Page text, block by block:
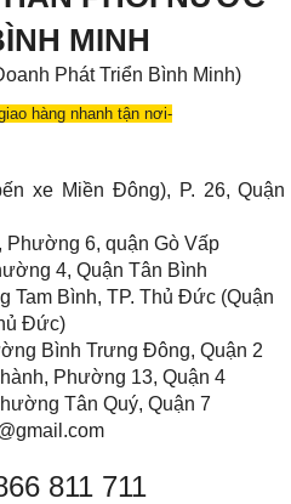
MINH
Phát Triển Bình Minh)
hàng nhanh tận nơi-
xe Miền Đông), P. 26, Quận
6, quận Gò Vấp
4, Quận Tân Bình
Tam Bình, TP. Thủ Đức (Quận
Đức)
Bình Trưng Đông, Quận 2
Phường 13, Quận 4
Tân Quý, Quận 7
811 711